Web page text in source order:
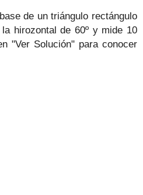
de un triángulo rectángulo
la hirozontal de60º y mide 10
"Ver Solución" para conocer